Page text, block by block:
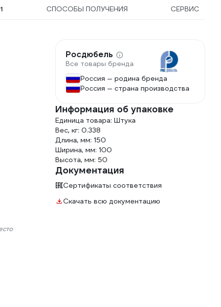
1 СПОСОБЫ ПОЛУЧЕНИЯ СЕРВИС
Росдюбель
Все товары бренда
Россия — родина бренда
Россия — страна производства
Информация об упаковке
Единица товара: Штука
Вес, кг: 0.338
Длина, мм: 150
Ширина, мм: 100
Высота, мм: 50
Документация
Сертификаты соответствия
Скачать всю документацию